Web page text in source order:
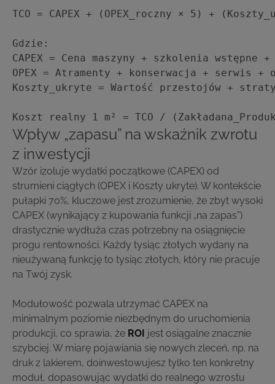
TCO = CAPEX + (OPEX_roczny × 5) +
Gdzie:
CAPEX = Cena maszyny + szkolenia wstępne
OPEX = Atramenty + konserwacja + serwis +
Koszty_ukryte = Wartość przestojów +
Koszt realny 1 m² = TCO /
Wpływ „zapasu” na wskaźnik zwrotu
z inwestycji
Wzór izoluje wydatki początkowe (CAPEX) od
strumieni ciągłych (OPEX i Koszty ukryte). W kontekście
pułapki 70%, kluczowe jest zrozumienie, że zbyt wysoki
CAPEX (wynikający z kupowania funkcji „na zapas”)
drastycznie wydłuża czas potrzebny na osiągnięcie
progu rentowności. Każdy tysiąc złotych wydany na
nieużywaną funkcję to tysiąc złotych, który nie pracuje
na Twój zysk.
Modułowość pozwala utrzymać CAPEX na
minimalnym poziomie niezbędnym do uruchomienia
produkcji, co sprawia, że ROI jest osiągalne znacznie
szybciej. W miarę pojawiania się nowych zleceń, np. na
druk z lakierem, doinwestowujesz tylko ten konkretny
moduł, dopasowując wydatki do realnego wzrostu